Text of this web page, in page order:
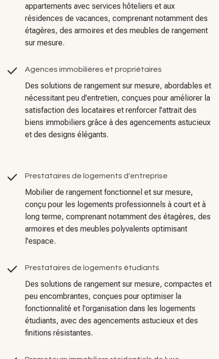
appartements avec services hôteliers et aux
résidences de vacances, comprenant notamment des
étagères, des armoires et des meubles de rangement
sur mesure.
Agences immobilières et propriétaires
Des solutions de rangement sur mesure, abordables et
nécessitant peu d'entretien, conçues pour améliorer la
satisfaction des locataires et renforcer l'attrait des
biens immobiliers grâce à des agencements astucieux
et des designs élégants.
Prestataires de logements d'entreprise
Mobilier de rangement fonctionnel et sur mesure,
conçu pour les logements professionnels à court et à
long terme, comprenant notamment des étagères, des
armoires et des meubles polyvalents optimisant
l'espace.
Prestataires de logements étudiants
Des solutions de rangement sur mesure, compactes et
peu encombrantes, conçues pour optimiser la
fonctionnalité et l'organisation dans les logements
étudiants, avec des agencements astucieux et des
finitions résistantes.